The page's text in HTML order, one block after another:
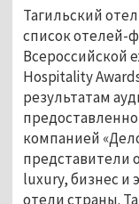
Тагильский
список отелей-
Всероссийской
Hospitality
результатам
компанией
представители
luxury, бизнес и
отели страны.